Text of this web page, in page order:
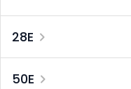
28E
50E